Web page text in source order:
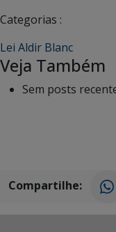
Categorias :
Lei Aldir Blanc
Veja Também
Sem posts
Compartilhe: